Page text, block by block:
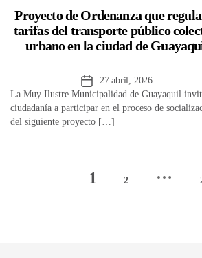
Proyecto de Ordenanza que
tarifas del transporte público
urbano en la ciudad de
Fecha
de
la
entrada
27 abril, 2026
La Muy Ilustre Municipalidad de Guayaquil
ciudadanía a participar en el proceso de
del siguiente proyecto […]
1 2 …